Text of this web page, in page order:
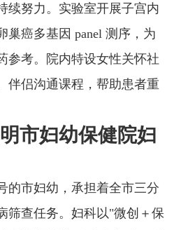
续努力。实验室开展子宫内
巢癌多基因 panel 测序，为
参考。院内特设女性关怀社
伴侣沟通课程，帮助患者重
市妇幼保健院妇
的市妇幼，承担着全市三分
筛查任务。妇科以"微创＋保